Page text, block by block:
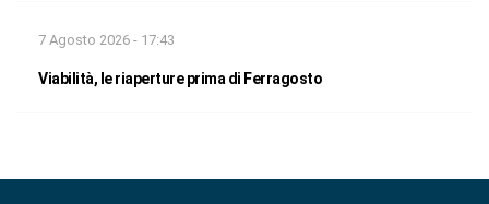
7 Agosto 2026 - 17:43
Viabilità, le riaperture prima di Ferragosto